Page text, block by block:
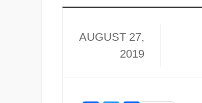
AUGUST 27,
2019